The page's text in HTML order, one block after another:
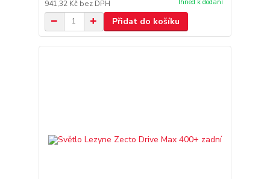
941,32 Kč bez DPH Ihned k dodání
Přidat do košíku